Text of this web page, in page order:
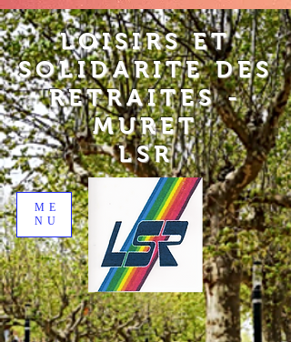
LOISIRS ET
SOLIDARITE DES
RETRAITES -
MURET
LSR
ME
NU